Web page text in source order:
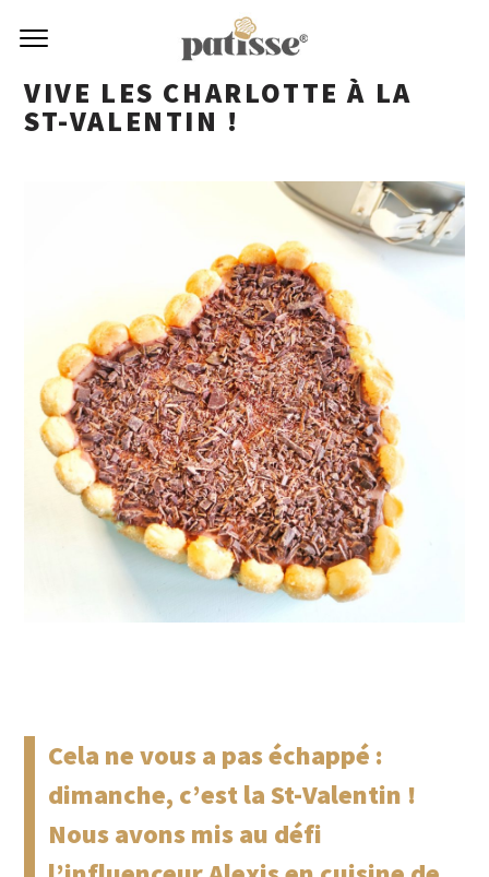
VIVE LES CHARLOTTE À LA
ST-VALENTIN !
Cela ne vous a pas échappé :
dimanche, c’est la St-Valentin !
Nous avons mis au défi